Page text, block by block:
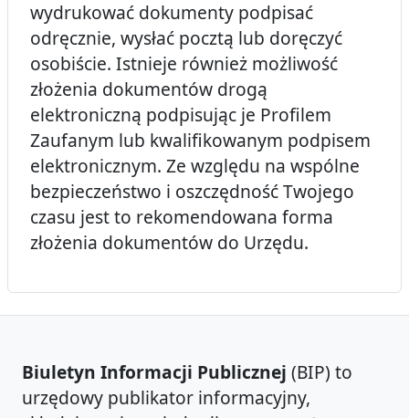
wydrukować dokumenty podpisać
odręcznie, wysłać pocztą lub doręczyć
osobiście. Istnieje również możliwość
złożenia dokumentów drogą
elektroniczną podpisując je Profilem
Zaufanym lub kwalifikowanym podpisem
elektronicznym. Ze względu na wspólne
bezpieczeństwo i oszczędność Twojego
czasu jest to rekomendowana forma
złożenia dokumentów do Urzędu.
Biuletyn Informacji Publicznej (BIP) to
urzędowy publikator informacyjny,